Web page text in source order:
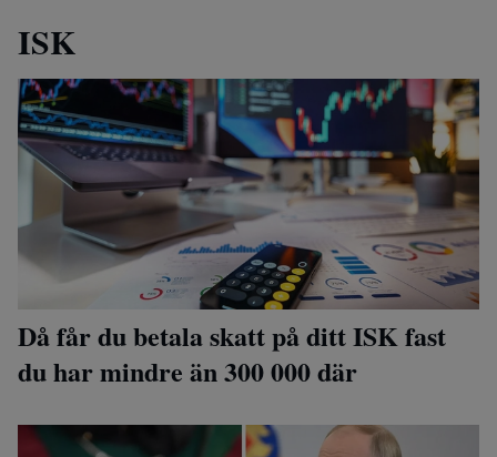
ISK
Då får du betala skatt på ditt ISK fast
du har mindre än 300 000 där